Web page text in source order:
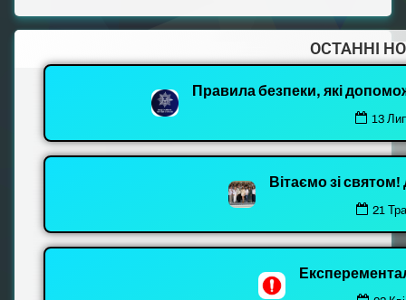
ОСТАННІ
Правила безпеки, які
13
Вітаємо зі
21